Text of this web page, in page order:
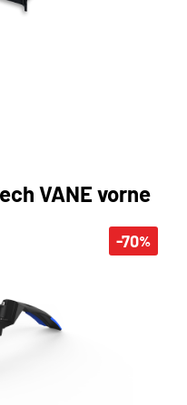
-70%
VANE vorne